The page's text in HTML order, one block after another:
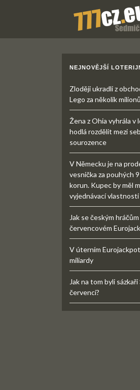
NEJNOVĚJŠÍ
Zloději ukradli z
Lego za několik
Žena z Ohia vyhrála v
hodlá rozdělit mezi
sourozence
V Německu je na
vesnička za pouhých
korun. Kupec by měl
vyjednávací vlastnosti
Jak se českým
červencovém
V úterním
miliardy
Jak na tom byli
červenci?